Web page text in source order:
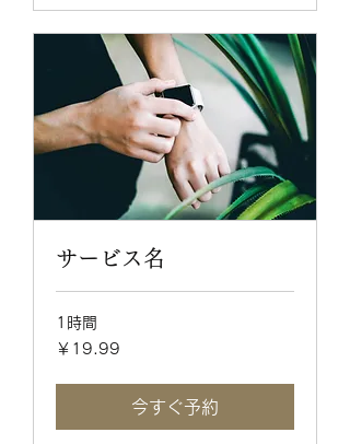
サービス名
1時間
19.99
円
￥19.99
今すぐ予約